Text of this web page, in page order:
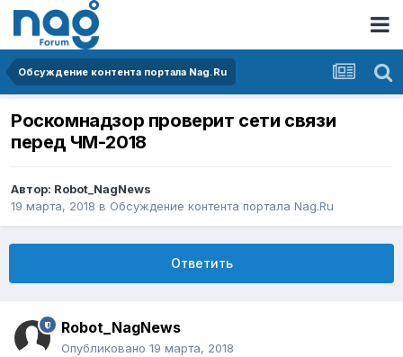
Обсуждение контента портала Nag.Ru
Роскомнадзор проверит сети связи
перед ЧМ-2018
Автор: Robot_NagNews
19 марта, 2018 в Обсуждение контента портала Nag.Ru
Ответить
Robot_NagNews
Опубликовано 19 марта, 2018